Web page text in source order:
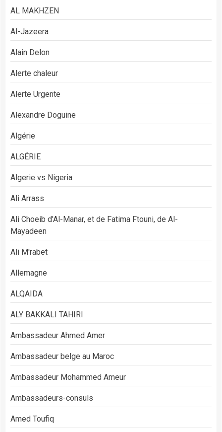
AL MAKHZEN
Al-Jazeera
Alain Delon
Alerte chaleur
Alerte Urgente
Alexandre Doguine
Algérie
ALGÉRIE
Algerie vs Nigeria
Ali Arrass
Ali Choeib d'Al-Manar, et de Fatima Ftouni, de Al-
Mayadeen
Ali M'rabet
Allemagne
ALQAIDA
ALY BAKKALI TAHIRI
Ambassadeur Ahmed Amer
Ambassadeur belge au Maroc
Ambassadeur Mohammed Ameur
Ambassadeurs-consuls
Amed Toufiq